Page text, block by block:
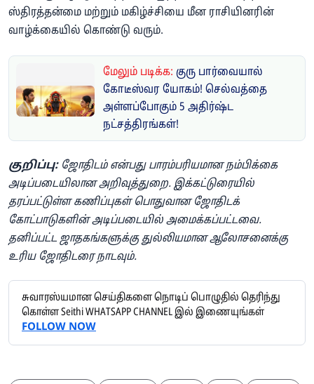
ஸ்திரத்தன்மை மற்றும் மகிழ்ச்சியை மீன ராசியினரின்
வாழ்க்கையில் கொண்டு வரும்.
மேலும் படிக்க: குரு பார்வையால்
கோடீஸ்வர யோகம்! செல்வத்தை
அள்ளப்போகும் 5 அதிர்ஷ்ட
நட்சத்திரங்கள்!
குறிப்பு: ஜோதிடம் என்பது பாரம்பரியமான நம்பிக்கை
அடிப்படையிலான அறிவுத்துறை. இக்கட்டுரையில்
தரப்பட்டுள்ள கணிப்புகள் பொதுவான ஜோதிடக்
கோட்பாடுகளின் அடிப்படையில் அமைக்கப்பட்டவை.
தனிப்பட்ட ஜாதகங்களுக்கு துல்லியமான ஆலோசனைக்கு
உரிய ஜோதிடரை நாடவும்.
சுவாரஸ்யமான செய்திகளை நொடிப் பொழுதில் தெரிந்து
கொள்ள Seithi WHATSAPP CHANNEL இல் இணையுங்கள்
FOLLOW NOW